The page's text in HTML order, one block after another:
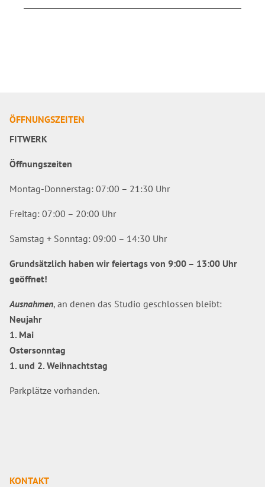
ÖFFNUNGSZEITEN
FITWERK
Öffnungszeiten
Montag-Donnerstag: 07:00 – 21:30 Uhr
Freitag: 07:00 – 20:00 Uhr
Samstag + Sonntag: 09:00 – 14:30 Uhr
Grundsätzlich haben wir feiertags von 9:00 – 13:00 Uhr
geöffnet!
Ausnahmen, an denen das Studio geschlossen bleibt:
Neujahr
1. Mai
Ostersonntag
1. und 2. Weihnachtstag
Parkplätze vorhanden.
KONTAKT